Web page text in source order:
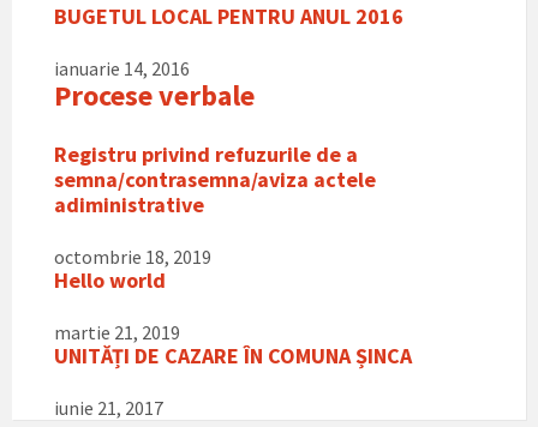
BUGETUL LOCAL PENTRU ANUL 2016
ianuarie 14, 2016
Procese verbale
Registru privind refuzurile de a
semna/contrasemna/aviza actele
adiministrative
octombrie 18, 2019
Hello world
martie 21, 2019
UNITĂȚI DE CAZARE ÎN COMUNA ȘINCA
iunie 21, 2017